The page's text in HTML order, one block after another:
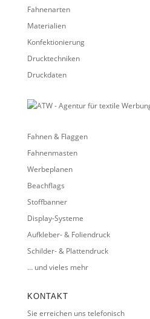
Fahnenarten
Materialien
Konfektionierung
Drucktechniken
Druckdaten
Fahnen & Flaggen
Fahnenmasten
Werbeplanen
Beachflags
Stoffbanner
Display-Systeme
Aufkleber- & Foliendruck
Schilder- & Plattendruck
… und vieles mehr
KONTAKT
Sie erreichen uns telefonisch